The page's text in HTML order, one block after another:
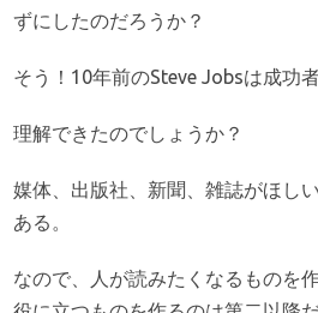
ずにしたのだろうか？
そう！10年前のSteve Jobsは成功
理解できたのでしょうか？
媒体、出版社、新聞、雑誌がほし
ある。
なので、人が読みたくなるものを